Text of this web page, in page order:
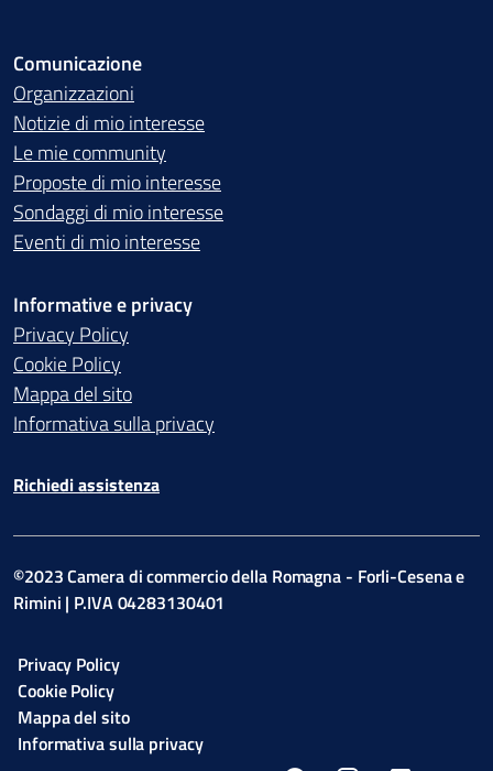
Comunicazione
Organizzazioni
Notizie di mio interesse
Le mie community
Proposte di mio interesse
Sondaggi di mio interesse
Eventi di mio interesse
Informative e privacy
Privacy Policy
Cookie Policy
Mappa del sito
Informativa sulla privacy
Richiedi assistenza
©2023 Camera di commercio della Romagna - Forli-Cesena e
Rimini | P.IVA 04283130401
Privacy Policy
Cookie Policy
Mappa del sito
Informativa sulla privacy